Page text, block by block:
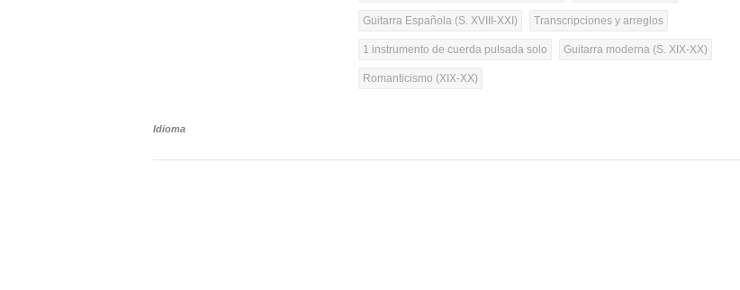
Guitarra Española (S. XVIII-XXI) Transcripciones y arreglos
1 instrumento de cuerda pulsada solo Guitarra moderna (S. XIX-XX)
Romanticismo (XIX-XX)
Idioma